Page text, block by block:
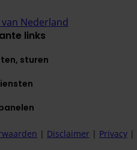
Nederland
links
sturen
​ | Disclaimer ​ | Privacy ​ |